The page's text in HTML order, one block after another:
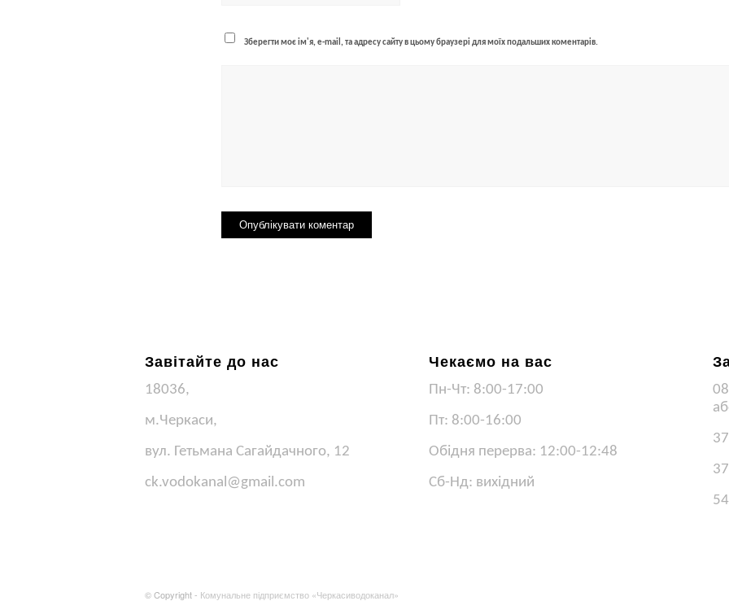
Зберегти моє ім'я, e-mail, та адресу сайту в цьому браузері для моїх подальших коментарів.
Завітайте до нас
18036,
м.Черкаси,
вул. Гетьмана Сагайдачного, 12
ck.vodokanal@gmail.com
Чекаємо на вас
Пн-Чт: 8:00-17:00
Пт: 8:00-16:00
Обідня перерва: 12:00-12:48
Сб-Нд: вихідний
© Copyright - Комунальне підприємство «Черкасиводоканал»